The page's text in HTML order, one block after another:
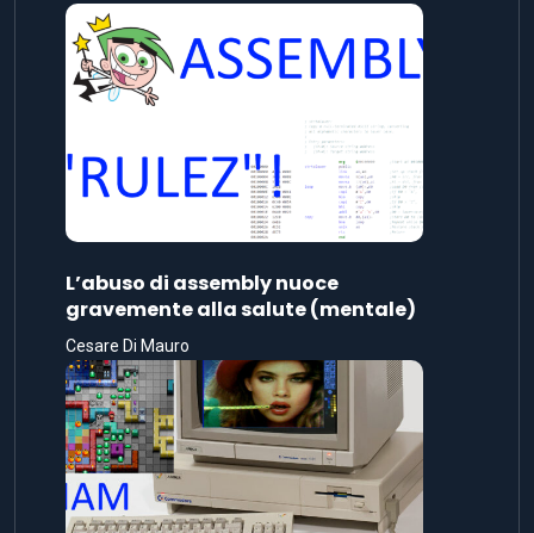
L’abuso di assembly nuoce
gravemente alla salute (mentale)
Cesare Di Mauro